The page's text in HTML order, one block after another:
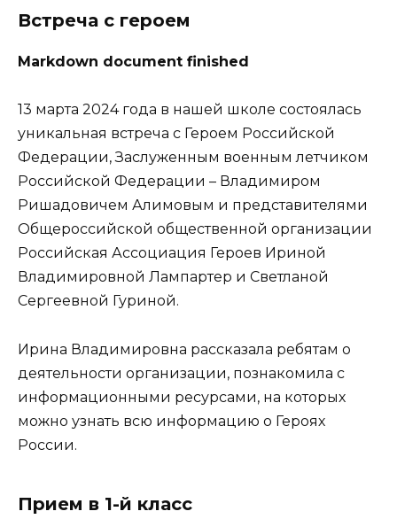
Встреча с героем
Markdown document finished
13 марта 2024 года в нашей школе состоялась
уникальная встреча с Героем Российской
Федерации, Заслуженным военным летчиком
Российской Федерации – Владимиром
Ришадовичем Алимовым и представителями
Общероссийской общественной организации
Российская Ассоциация Героев Ириной
Владимировной Лампартер и Светланой
Сергеевной Гуриной.
Ирина Владимировна рассказала ребятам о
деятельности организации, познакомила с
информационными ресурсами, на которых
можно узнать всю информацию о Героях
России.
Прием в 1-й класс